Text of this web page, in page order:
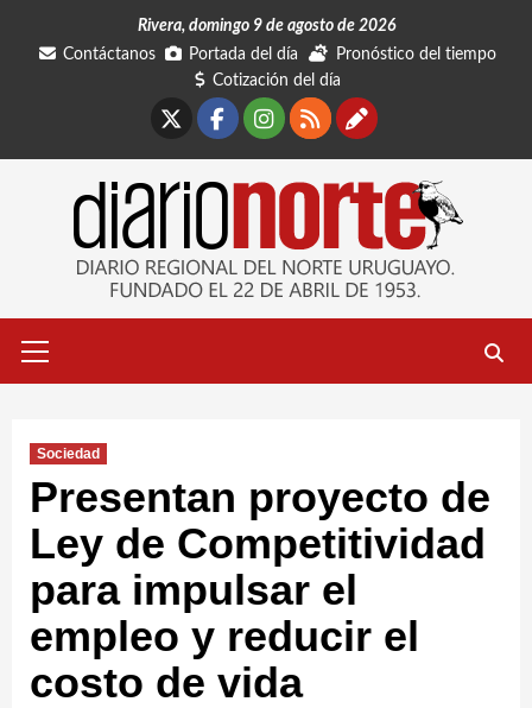
Rivera, domingo 9 de agosto de 2026
Contáctanos
Portada del día
Pronóstico del tiempo
Cotización del día
Facebook
Instagram
RSSContáctanos
primario
Sociedad
Presentan proyecto de
Ley de Competitividad
para impulsar el
empleo y reducir el
costo de vida